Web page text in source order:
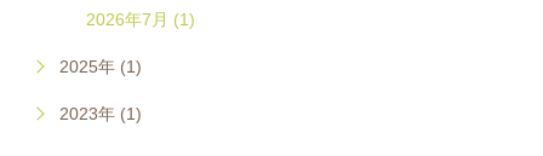
2026年7月 (1)
2025年 (1)
2023年 (1)